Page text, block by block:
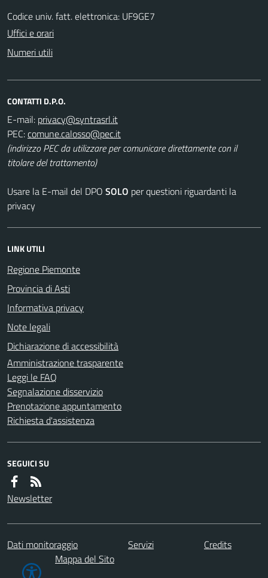
Codice univ. fatt. elettronica: UF9GE7
Uffici e orari
Numeri utili
CONTATTI D.P.O.
E-mail:
PEC:
(indirizzo PEC da utilizzare per comunicare direttamente con il
titolare del trattamento)
Usare la E-mail del DPO SOLO per questioni riguardanti la
privacy
LINK UTILI
Regione Piemonte
Provincia di Asti
Informativa privacy
Note legali
Dichiarazione di accessibilità
Amministrazione trasparente
Leggi le FAQ
Segnalazione disservizio
Prenotazione appuntamento
Richiesta d'assistenza
SEGUICI SU
Newsletter
Dati monitoraggio Servizi
Credits
Mappa del Sito